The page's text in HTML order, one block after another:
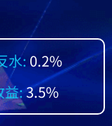
水: 0.2%
益:3.5%